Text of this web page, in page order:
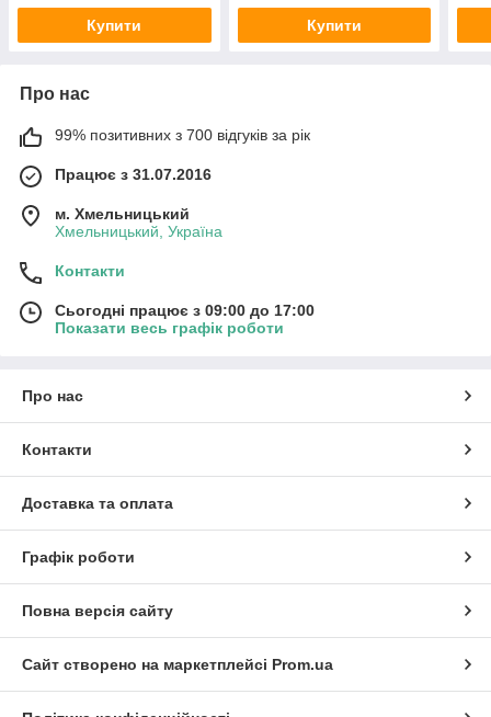
Купити Купити
Про нас
99% позитивних з 700 відгуків за рік
Працює з 31.07.2016
м. Хмельницький
Хмельницький, Україна
Контакти
Сьогодні працює з 09:00 до 17:00
Показати весь графік роботи
Про нас
Контакти
Доставка та оплата
Графік роботи
Повна версія сайту
Сайт створено на маркетплейсі Prom.ua